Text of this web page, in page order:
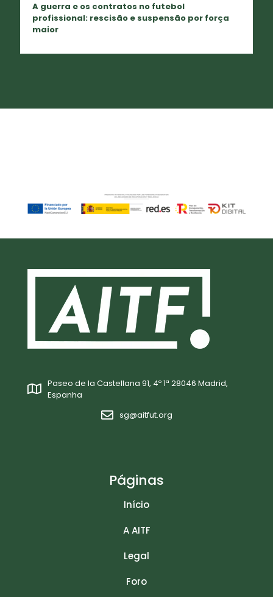
A guerra e os contratos no futebol
profissional: rescisão e suspensão por força
maior
Paseo de la Castellana 91, 4º 1ª 28046 Madrid,
Espanha
sg@aitfut.org
Páginas
Início
A AITF
Legal
Foro